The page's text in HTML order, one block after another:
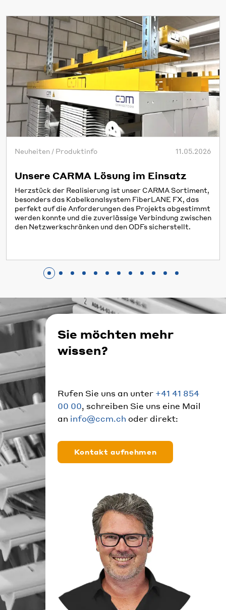
Neuheiten / Produktinfo 11.05.2026
Unsere CARMA Lösung im Einsatz
Herzstück der Realisierung ist unser CARMA Sortiment,
besonders das Kabelkanalsystem FiberLANE FX, das
perfekt auf die Anforderungen des Projekts abgestimmt
werden konnte und die zuverlässige Verbindung zwischen
den Netzwerkschränken und den ODFs sicherstellt.
Sie möchten mehr
wissen?
Rufen Sie uns an unter +41 41 854
00 00, schreiben Sie uns eine Mail
an info@ccm.ch oder direkt:
Kontakt aufnehmen